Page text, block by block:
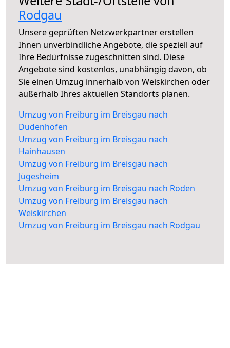
Rodgau
Unsere geprüften Netzwerkpartner erstellen
Ihnen unverbindliche Angebote, die speziell auf
Ihre Bedürfnisse zugeschnitten sind. Diese
Angebote sind kostenlos, unabhängig davon, ob
Sie einen Umzug innerhalb von Weiskirchen oder
außerhalb Ihres aktuellen Standorts planen.
Umzug von Freiburg im Breisgau nach
Dudenhofen
Umzug von Freiburg im Breisgau nach
Hainhausen
Umzug von Freiburg im Breisgau nach
Jügesheim
Umzug von Freiburg im Breisgau nach Roden
Umzug von Freiburg im Breisgau nach
Weiskirchen
Umzug von Freiburg im Breisgau nach Rodgau